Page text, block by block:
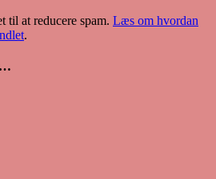
til at reducere spam. Læs om hvordan
.